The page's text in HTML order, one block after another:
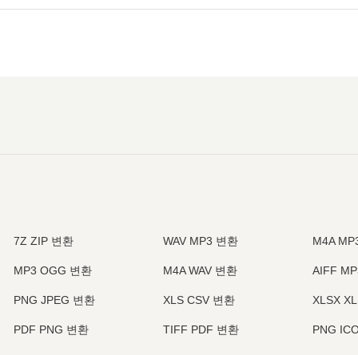
7Z ZIP 변환 WAV MP3 변환 M4A
MP3 OGG 변환 M4A WAV 변환 AIFF
PNG JPEG 변환 XLS CSV 변환 XLSX
PDF PNG 변환 TIFF PDF 변환 PNG